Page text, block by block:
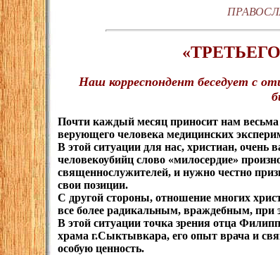
Наш корреспондент беседует с
Почти каждый месяц приносит нам
верующего человека медицинских
В этой ситуации для нас, христиан, очень
человекоубийц слово «милосердие»
священнослужителей, и нужно честно
свои позиции.
С другой стороны, отношение многих
все более радикальным, враждебным, при
В этой ситуации точка зрения отца
храма г.Сыктывкара, его опыт врача и
особую ценность.